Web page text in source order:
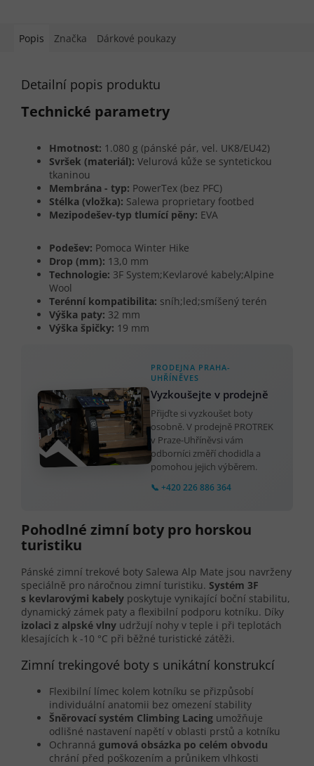
Popis Značka Dárkové poukazy
Detailní popis produktu
Technické parametry
Hmotnost: 1.080 g (pánské pár, vel. UK8/EU42)
Svršek (materiál): Velurová kůže se syntetickou
tkaninou
Membrána - typ: PowerTex (bez PFC)
Stélka (vložka): Salewa proprietary footbed
Mezipodešev-typ tlumící pěny: EVA
Podešev: Pomoca Winter Hike
Drop (mm): 13,0 mm
Technologie: 3F System;Kevlarové kabely;Alpine
Wool
Terénní kompatibilita: sníh;led;smíšený terén
Výška paty: 32 mm
Výška špičky: 19 mm
PRODEJNA PRAHA-
UHŘÍNĚVES
Vyzkoušejte v prodejně
Přijďte si vyzkoušet boty
osobně. V prodejně PROTREK
v Praze-Uhříněvsi vám
odborníci změří chodidla a
pomohou jejich výběrem.
📞 +420 226 886 364
Pohodlné zimní boty pro horskou
turistiku
Pánské zimní trekové boty Salewa Alp Mate jsou navrženy
speciálně pro náročnou zimní turistiku. Systém 3F
s kevlarovými kabely poskytuje vynikající boční stabilitu,
dynamický zámek paty a flexibilní podporu kotníku. Díky
izolaci z alpské vlny udržují nohy v teple i při teplotách
klesajících k -10 °C při běžné turistické zátěži.
Zimní trekingové boty s unikátní konstrukcí
Flexibilní límec kolem kotníku se přizpůsobí
individuální anatomii bez omezení stability
Šněrovací systém Climbing Lacing umožňuje
odlišné nastavení napětí v oblasti prstů a kotníku
Ochranná gumová obsázka po celém obvodu
chrání před poškozením a průnikem vlhkosti